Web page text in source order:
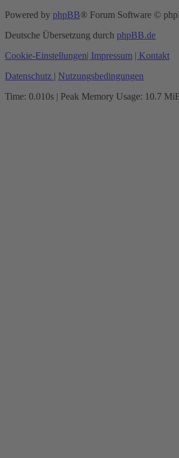
Powered by phpBB® Forum Software ©
Deutsche Übersetzung durch phpBB.de
Cookie-Einstellungen| Impressum | Kontakt
Datenschutz | Nutzungsbedingungen
Time: 0.010s | Peak Memory Usage: 10.7